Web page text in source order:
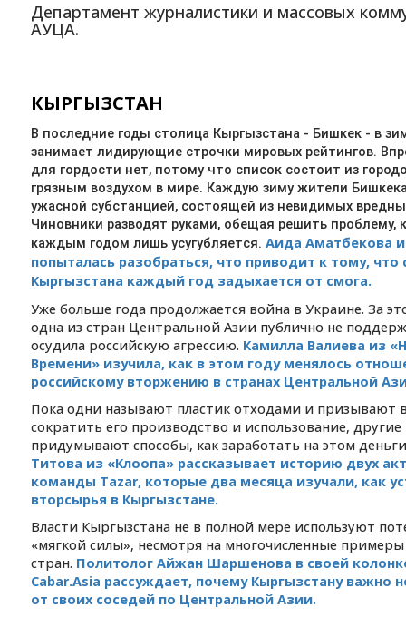
Департамент журналистики и массовых
АУЦА.
КЫРГЫЗСТАН
В последние годы столица Кыргызстана - Бишкек - в
занимает лидирующие строчки мировых рейтингов.
для гордости нет, потому что список состоит из
грязным воздухом в мире. Каждую зиму жители
ужасной субстанцией, состоящей из невидимых
Чиновники разводят руками, обещая решить проблему,
каждым годом лишь усугубляется. Аида Аматбекова
попыталась разобраться, что приводит к тому, что
Кыргызстана каждый год задыхается от смога.
Уже больше года продолжается война в Украине. За
одна из стран Центральной Азии публично не
осудила российскую агрессию. Камилла Валиева из
Времени» изучила, как в этом году менялось
российскому вторжению в странах Центральной
Пока одни называют пластик отходами и призывают
сократить его производство и использование, другие
придумывают способы, как заработать на этом
Титова из «Клоопа» рассказывает историю двух
команды Tazar, которые два месяца изучали, как
вторсырья в Кыргызстане.
Власти Кыргызстана не в полной мере используют
«мягкой силы», несмотря на многочисленные
стран. Политолог Айжан Шаршенова в своей
Cabar.Asia рассуждает, почему Кыргызстану важно
от своих соседей по Центральной Азии.